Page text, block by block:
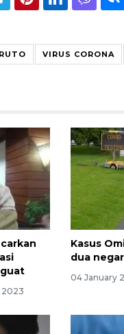
VIRUS CORONA
2023
Kasus
dua
04 January